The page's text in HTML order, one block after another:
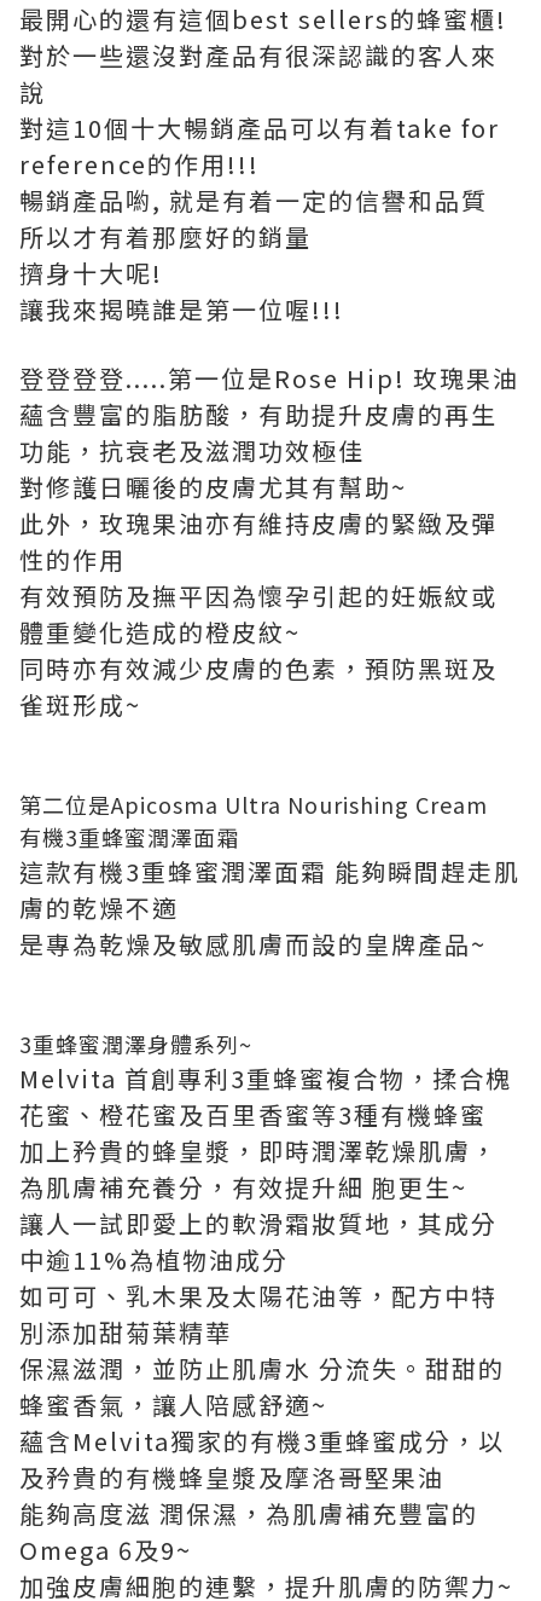
最開心的還有這個best sellers的蜂蜜櫃!
對於一些還沒對產品有很深認識的客人來
說
對這10個十大暢銷產品可以有着take for
reference的作用!!!
暢銷產品喲, 就是有着一定的信譽和品質
所以才有着那麼好的銷量
擠身十大呢!
讓我來揭曉誰是第一位喔!!!
登登登登.....第一位是Rose Hip! 玫瑰果油
蘊含豐富的脂肪酸，有助提升皮膚的再生
功能，抗衰老及滋潤功效極佳
對修護日曬後的皮膚尤其有幫助~
此外，玫瑰果油亦有維持皮膚的緊緻及彈
性的作用
有效預防及撫平因為懷孕引起的妊娠紋或
體重變化造成的橙皮紋~
同時亦有效減少皮膚的色素，預防黑斑及
雀斑形成~
第二位是Apicosma Ultra Nourishing Cream
有機3重蜂蜜潤澤面霜
這款有機3重蜂蜜潤澤面霜 能夠瞬間趕走肌
膚的乾燥不適
是專為乾燥及敏感肌膚而設的皇牌產品~
3重蜂蜜潤澤身體系列~
Melvita 首創專利3重蜂蜜複合物，揉合槐
花蜜、橙花蜜及百里香蜜等3種有機蜂蜜
加上矜貴的蜂皇漿，即時潤澤乾燥肌膚，
為肌膚補充養分，有效提升細 胞更生~
讓人一試即愛上的軟滑霜妝質地，其成分
中逾11%為植物油成分
如可可、乳木果及太陽花油等，配方中特
別添加甜菊葉精華
保濕滋潤，並防止肌膚水 分流失。甜甜的
蜂蜜香氣，讓人陪感舒適~
蘊含Melvita獨家的有機3重蜂蜜成分，以
及矜貴的有機蜂皇漿及摩洛哥堅果油
能夠高度滋 潤保濕，為肌膚補充豐富的
Omega 6及9~
加強皮膚細胞的連繫，提升肌膚的防禦力~